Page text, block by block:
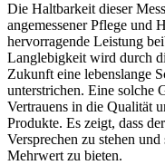
Die Haltbarkeit dieser
angemessener Pflege und
hervorragende Leistung
Langlebigkeit wird durch
Zukunft eine lebenslange
unterstrichen. Eine solche
Vertrauens in die Qualität
Produkte. Es zeigt, dass
Versprechen zu stehen
Mehrwert zu bieten.